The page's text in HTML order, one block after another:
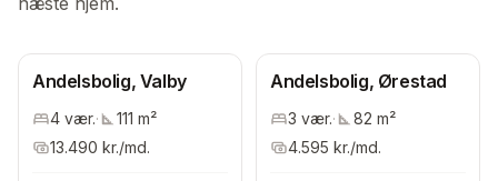
Andelsbolig, Valby
4 vær.· 111 m²
13.490 kr./md.
Andelsbolig, Ørestad
3 vær.· 82 m²
4.595 kr./md.